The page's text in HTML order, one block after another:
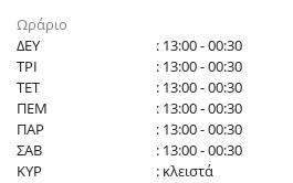
Ωράριο
ΔΕΥ
: 13:00 - 00:30
ΤΡΙ
: 13:00 - 00:30
ΤΕΤ
: 13:00 - 00:30
ΠΕΜ
: 13:00 - 00:30
ΠΑΡ
: 13:00 - 00:30
ΣΑΒ
: 13:00 - 00:30
ΚΥΡ
: κλειστά